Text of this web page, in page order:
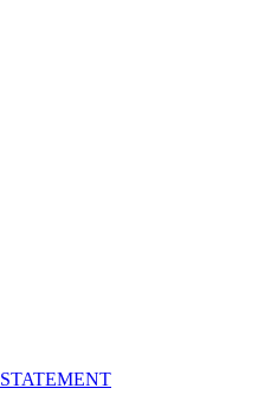
STATEMENT